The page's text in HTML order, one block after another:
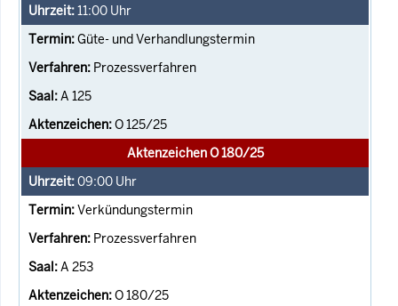
11:00 Uhr
Güte- und Verhandlungstermin
Prozessverfahren
A 125
O 125/25
Aktenzeichen O 180/25
09:00 Uhr
Verkündungstermin
Prozessverfahren
A 253
O 180/25